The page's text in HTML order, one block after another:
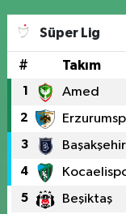
Süper Lig
# Takım
1 Amed
2
3 Başakşehir
4
5 Beşiktaş